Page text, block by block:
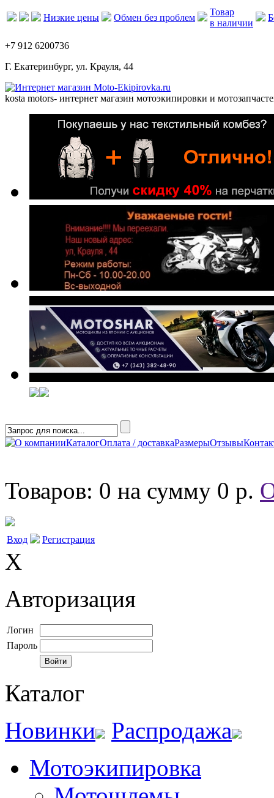
Низкие цены Обмен без проблем
Товар
в наличии
+7 912 6200736
Г. Екатеринбург, ул. Крауля, 44
kosta motors- интернет магазин мотоэкипировки и
О компанииКаталогОплата / доставкаРазмерыОтзывы
Товаров: 0 на сумму 0 р.
Вход Регистрация
X
Авторизация
Логин
Пароль
Каталог
Новинки
Распродажа
Мотоэкипировка